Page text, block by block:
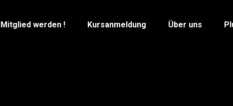
werden ! Kursanmeldung Über uns